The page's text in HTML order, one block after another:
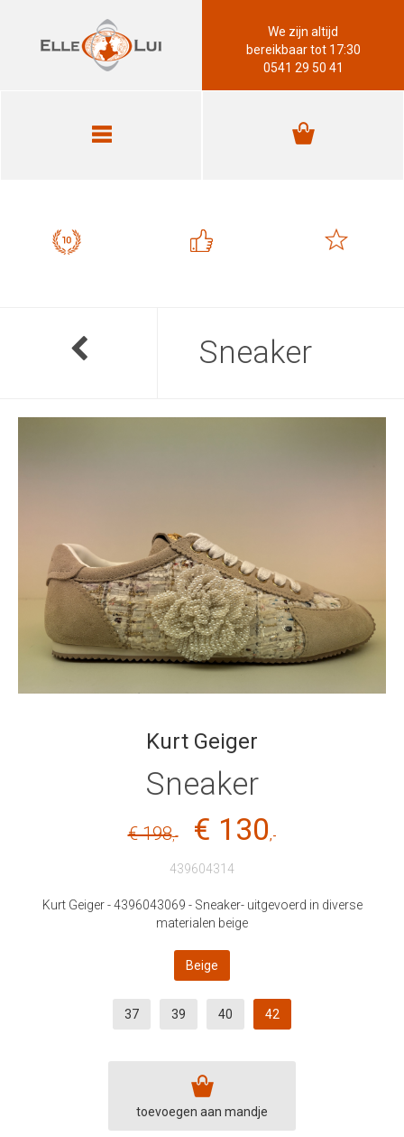
We zijn altijd
bereikbaar tot 17:30
0541 29 50 41
Sneaker
Kurt Geiger
Sneaker
€ 198,- € 130,-
439604314
Kurt Geiger - 4396043069 - Sneaker- uitgevoerd in diverse
materialen beige
Beige
37 39 40 42
toevoegen aan mandje